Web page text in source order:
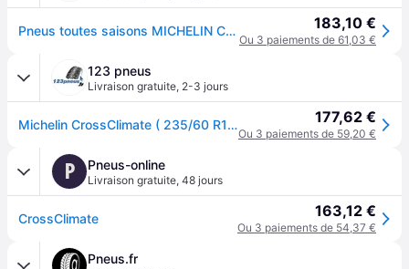
Pneus toutes saisons MICHELIN CrossClimate SUV 235/60R18 103V 183,10 €
Ou 3 paiements de 61,03 €
123 pneus
Livraison gratuite, 2-3 jours
Michelin CrossClimate ( 235/60 R18 103V AO, EV Suitable, SUV ) 177,62 €
Ou 3 paiements de 59,20 €
P Pneus-online
Livraison gratuite, 48 jours
CrossClimate 163,12 €
Ou 3 paiements de 54,37 €
Pneus.fr